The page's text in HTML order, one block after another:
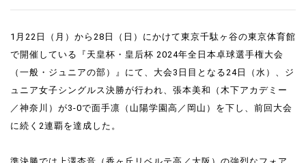
1月22日（月）から28日（日）にかけて東京千駄ヶ谷の東京体育館
で開催している『天皇杯・皇后杯 2024年全日本卓球選手権大会
（一般・ジュニアの部）』にて、大会3日目となる24日（水）、ジ
ュニア女子シングルス決勝が行われ、張本美和（木下アカデミー
／神奈川）が3-0で面手凛（山陽学園高／岡山）を下し、前回大会
に続く2連覇を達成した。